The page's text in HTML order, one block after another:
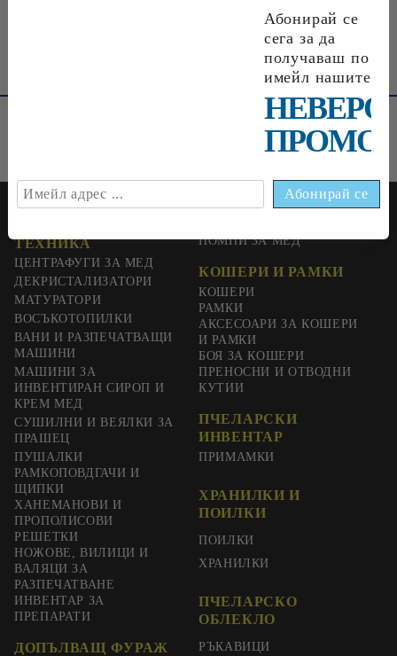
ТЕХНИКА
ЦЕНТРАФУГИ ЗА МЕД
ДЕКРИСТАЛИЗАТОРИ
МАТУРАТОРИ
ВОСЪКОТОПИЛКИ
ВАНИ И РАЗПЕЧАТВАЩИ
МАШИНИ
МАШИНИ ЗА
ИНВЕНТИРАН СИРОП И
КРЕМ МЕД
СУШИЛНИ И ВЕЯЛКИ ЗА
ПРАШЕЦ
ПОМПИ ЗА МЕД
КОШЕРИ И РАМКИ
КОШЕРИ
РАМКИ
АКСЕСОАРИ ЗА КОШЕРИ
И РАМКИ
БОЯ ЗА КОШЕРИ
ПРЕНОСНИ И ОТВОДНИ
КУТИИ
ПЧЕЛАРСКИ
ИНВЕНТАР
ПУШАЛКИ
РАМКОПОВДГАЧИ И
ЩИПКИ
ХАНЕМАНОВИ И
ПРОПОЛИСОВИ
РЕШЕТКИ
НОЖОВЕ, ВИЛИЦИ И
ВАЛЯЦИ ЗА
РАЗПЕЧАТВАНЕ
ИНВЕНТАР ЗА
ПРЕПАРАТИ
ДОПЪЛВАЩ ФУРАЖ
ПРИМАМКИ
ХРАНИЛКИ И
ПОИЛКИ
ПОИЛКИ
ХРАНИЛКИ
ПЧЕЛАРСКО
ОБЛЕКЛО
РЪКАВИЦИ
Абонирай се
сега за да
получаваш по
имейл нашите